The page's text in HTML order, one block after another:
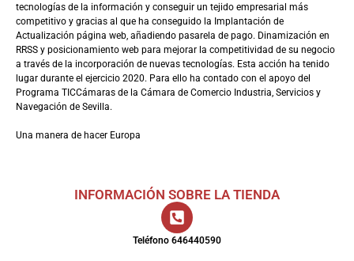
tecnologías de la información y conseguir un tejido empresarial más
competitivo y gracias al que ha conseguido la Implantación de
Actualización página web, añadiendo pasarela de pago. Dinamización en
RRSS y posicionamiento web para mejorar la competitividad de su negocio
a través de la incorporación de nuevas tecnologías. Esta acción ha tenido
lugar durante el ejercicio 2020. Para ello ha contado con el apoyo del
Programa TICCámaras de la Cámara de Comercio Industria, Servicios y
Navegación de Sevilla.
Una manera de hacer Europa
INFORMACIÓN SOBRE LA TIENDA
Teléfono 646440590